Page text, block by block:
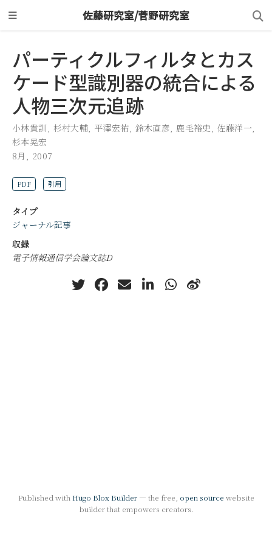
佐藤研究室/菅野研究室
パーティクルフィルタとカス
ケード型識別器の統合による
人物三次元追跡
小林貴訓 杉村大輔 平澤宏祐 鈴木直彦 鹿毛裕史 佐藤洋一
杉本晃宏
8月, 2007
PDF 引用
タイプ
ジャーナル記事
収録
電子情報通信学会論文誌D
Published with Hugo Blox Builder— the free, open source website
builder that empowers creators.